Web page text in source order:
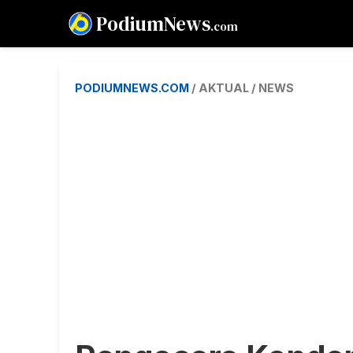
PodiumNews.com
PODIUMNEWS.COM / AKTUAL / NEWS